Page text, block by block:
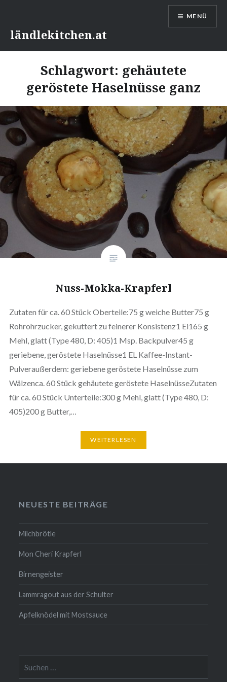
Inhaltländlekitchen.at
MENÜ
Schlagwort: gehäutete
geröstete Haselnüsse ganz
Nuss-Mokka-Krapferl
Zutaten für ca. 60 Stück Oberteile:75 g weiche Butter75 g
Rohrohrzucker, gekuttert zu feinerer Konsistenz1 Ei165 g
Mehl, glatt (Type 480, D: 405)1 Msp. Backpulver45 g
geriebene, geröstete Haselnüsse1 EL Kaffee-Instant-
Pulveraußerdem: geriebene geröstete Haselnüsse zum
Wälzenca. 60 Stück gehäutete geröstete HaselnüsseZutaten
für ca. 60 Stück Unterteile:300 g Mehl, glatt (Type 480, D:
405)200 g Butter,…
WEITERLESEN
NEUESTE BEITRÄGE
Milchbrötle
Mon Cheri Krapferl
Birnengeister
Lammragout aus der Schulter
Apfelknödel mit Mostsauce
nach: